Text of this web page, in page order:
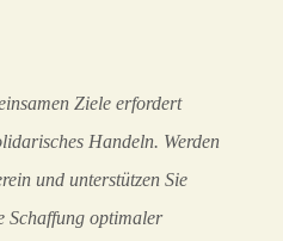
Ziele erfordert
Handeln. Werden
und unterstützen Sie
Schaffung optimaler